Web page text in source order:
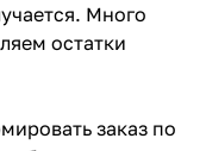
Много
остатки
заказ по